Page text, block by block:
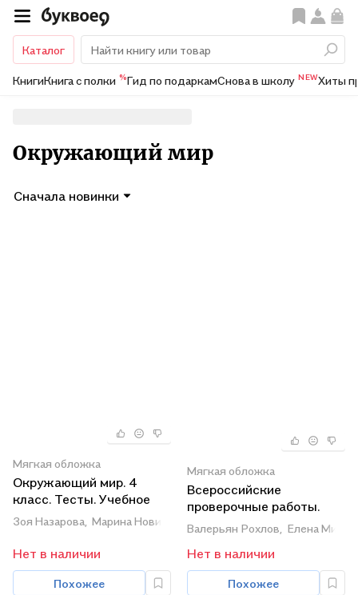
Каталог
КнигиКнига с полки %Гид по подаркамСнова в школу NEWХиты
Окружающий мир
Сначала новинки
Мягкая обложка
Окружающий мир. 4
класс. Тесты. Учебное
пособие
Зоя Назарова, Марина Новицкая,
Нет в наличии
Похожее
Мягкая обложка
Всероссийские
проверочные работы.
Окружающий мир. 4
класс. Рабочая тетрадь.
В двух частях. Часть 1
Валерьян Рохлов, Елена
Нет в наличии
Похожее